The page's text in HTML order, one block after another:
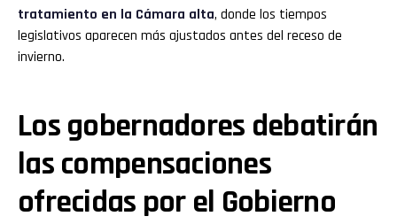
tratamiento en la Cámara alta, donde los tiempos
legislativos aparecen más ajustados antes del receso de
invierno.
Los gobernadores debatirán
las compensaciones
ofrecidas por el Gobierno